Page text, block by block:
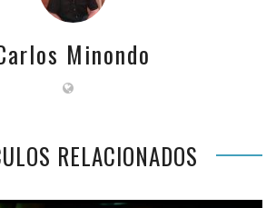
Minondo
RELACIONADOS